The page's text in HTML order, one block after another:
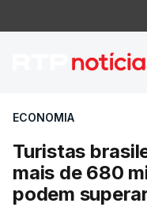
Turistas
ECONOMIA
Turistas
mais de 680
podem